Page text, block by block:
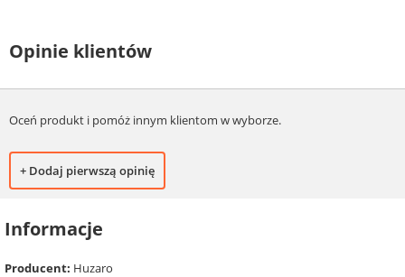
Opinie klientów
Oceń produkt i pomóż innym klientom w wyborze.
+ Dodaj pierwszą opinię
Informacje
Producent: Huzaro